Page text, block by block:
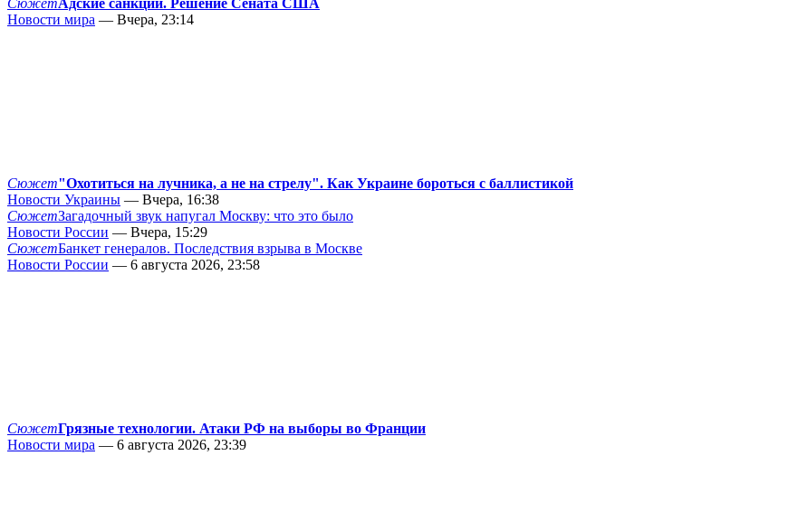
СюжетАдские санкции. Решение Сената США
Новости мира — Вчера, 23:14
Сюжет"Охотиться на лучника, а не на стрелу". Как Украине бороться с баллистикой
Новости Украины — Вчера, 16:38
СюжетЗагадочный звук напугал Москву: что это было
Новости России — Вчера, 15:29
СюжетБанкет генералов. Последствия взрыва в Москве
Новости России — 6 августа 2026, 23:58
СюжетГрязные технологии. Атаки РФ на выборы во Франции
Новости мира — 6 августа 2026, 23:39